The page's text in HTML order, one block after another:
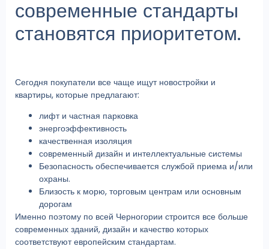
современные стандарты
становятся приоритетом.
Сегодня покупатели все чаще ищут новостройки и
квартиры, которые предлагают:
лифт и частная парковка
энергоэффективность
качественная изоляция
современный дизайн и интеллектуальные системы
Безопасность обеспечивается службой приема и/или
охраны.
Близость к морю, торговым центрам или основным
дорогам
Именно поэтому по всей Черногории строится все больше
современных зданий, дизайн и качество которых
соответствуют европейским стандартам.